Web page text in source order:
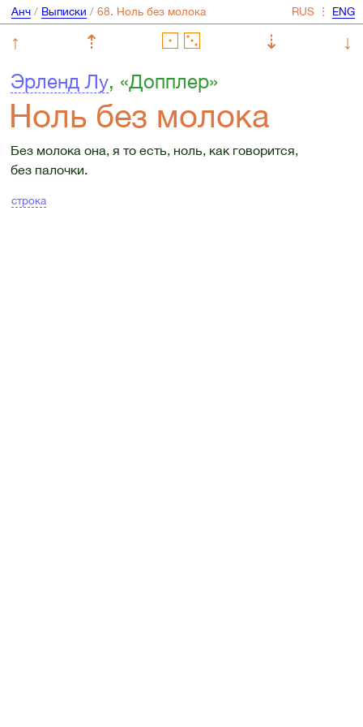
Анч/ Выписки / ⋮
↑ ⇡ ⇣
↓
Эрленд Лу, «Допплер»
Ноль без молока
Без молока она, я то есть, ноль, как говорится,
без палочки.
строка